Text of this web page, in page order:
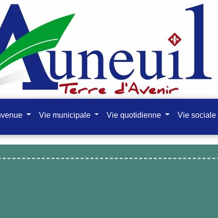
Vie municipale Vie quotidienne Vie sociale